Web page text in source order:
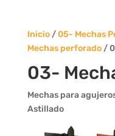
Inicio/05- Mechas
Mechas perforado/
03-
Mechas para
Astillado